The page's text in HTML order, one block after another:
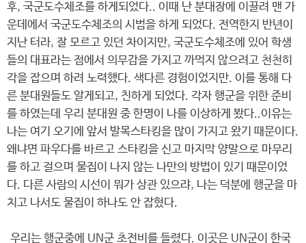
후, 국군도수체조를 하게되었다.. 이때 난 분대장에 이끌려 맨 가
운데에서 국군도수체조의 시범을 하게 되었다. 전역한지 반년이
지난 터라, 잘 모르고 있던 차이지만, 국군도수체조에 있어 학생
들의 대표라는 점에서 의무감을 가지고 까먹지 않으려고 천천히
각을 잡으며 하려 노력했다. 색다른 경험이었지만. 이를 통해 다
른 분대원들도 알게되고, 친하게 되었다. 각자 행군을 위한 준비
를 하였는데 우리 분대원 중 한명이 나를 이상하게 봤다..이유는
나는 여기 오기에 앞서 발목스타킹을 많이 가지고 왔기 때문이다.
왜냐면 파우다를 바르고 스타킹을 신고 마지막 양말으로 마무리
를 하고 걸으며 물집이 나지 않는 나만의 방법이 있기 때문이었
다. 다른 사람의 시선이 뭐가 상관 있으랴, 나는 덕분에 행군을 마
치고 나서도 물집이 하나도 안 잡혔다.
우리는 행군중에 UN군 초전비를 들렸다. 이곳은 UN군이 한국